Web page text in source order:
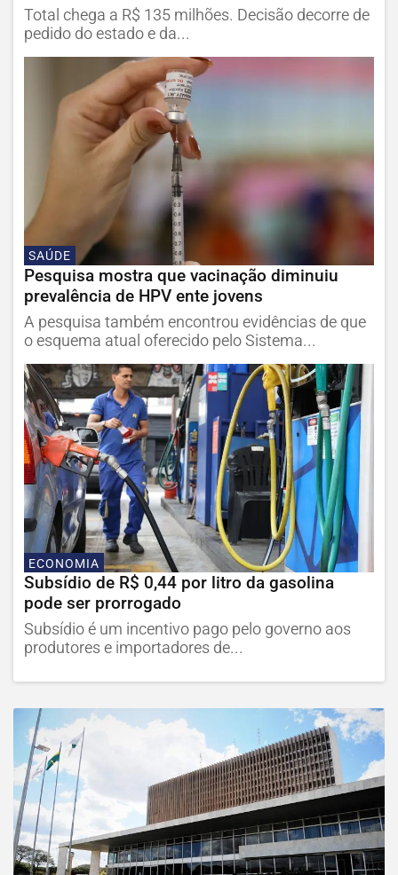
Total chega a R$ 135 milhões. Decisão decorre de
pedido do estado e da...
SAÚDE
Pesquisa mostra que vacinação diminuiu
prevalência de HPV ente jovens
A pesquisa também encontrou evidências de que
o esquema atual oferecido pelo Sistema...
ECONOMIA
Subsídio de R$ 0,44 por litro da gasolina
pode ser prorrogado
Subsídio é um incentivo pago pelo governo aos
produtores e importadores de...